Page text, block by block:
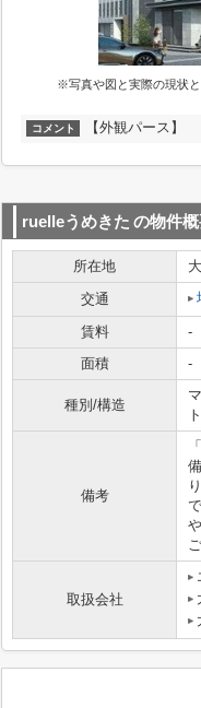
※写真や図と実際の現状
コメント 【外観パース】
ruelleうめきた の物件
所在地
交通
賃料
-
面積
-
種別/構造
ト
備考
取扱会社